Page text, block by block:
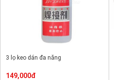
3 lọ keo dán đa năng
149,000đ